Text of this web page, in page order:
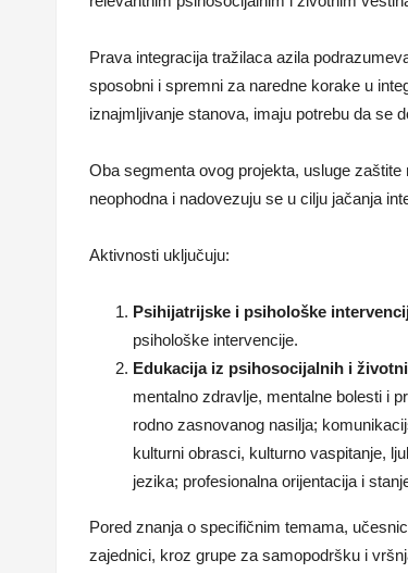
Prava integracija tražilaca azila
sposobni i spremni za naredne korake u
iznajmljivanje stanova, imaju potrebu da se
Oba segmenta ovog projekta, usluge
neophodna i nadovezuju se u cilju jačanja
Aktivnosti uključuju:
Psihijatrijske i psihološke
psihološke intervencije.
Edukacija iz psihosocijalnih i
mentalno zdravlje, mentalne bolesti i
rodno zasnovanog nasilja;
kulturni obrasci, kulturno vaspitanje,
jezika; profesionalna orijentacija i
Pored znanja o specifičnim temama,
zajednici, kroz grupe za samopodršku i